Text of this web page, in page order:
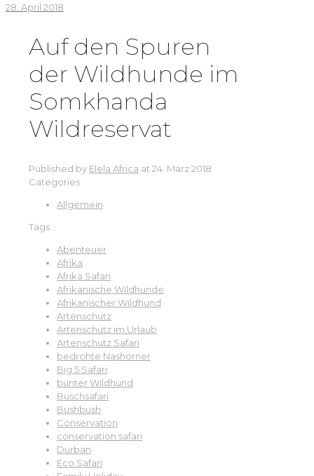
28. April 2018
Auf den Spuren
der Wildhunde im
Somkhanda
Wildreservat
Published by Elela Africa at 24. März 2018
Categories
Allgemein
Tags
Abenteuer
Afrika
Afrika Safari
Afrikanische Wildhunde
Afrikanischer Wildhund
Artenschutz
Artenschutz im Urlaub
Artenschutz Safari
bedrohte Nashörner
Big 5 Safari
bunter Wildhund
Buschsafari
Bushbush
Conservation
conservation safari
Durban
Eco Safari